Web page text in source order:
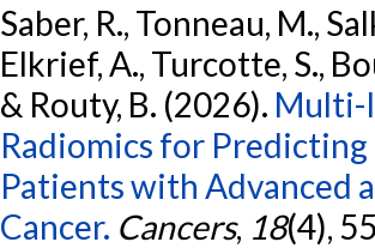
Saber, R., Tonneau, M.,
Elkrief, A., Turcotte, S.,
& Routy, B. (2026). Multi-
Radiomics for
Patients with Advanced
Cancer. Cancers, 18(4),